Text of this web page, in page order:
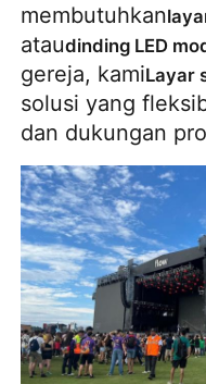
Video
Pertunjukan VR
Tentang Kami
Tur Pabrik
Kontrol kualitas
Hubungi Kami
membutuhkan
ataudinding LED
gereja, kamiLayar
solusi yang
dan dukungan